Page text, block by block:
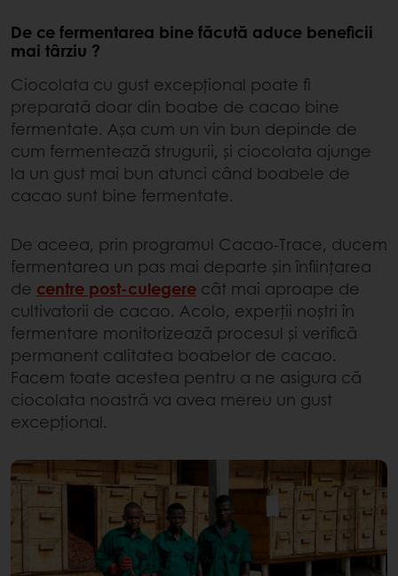
De ce fermentarea bine făcută aduce beneficii
mai târziu ?
Ciocolata cu gust excepțional poate fi
preparată doar din boabe de cacao bine
fermentate. Așa cum un vin bun depinde de
cum fermentează strugurii, și ciocolata ajunge
la un gust mai bun atunci când boabele de
cacao sunt bine fermentate.
De aceea, prin programul Cacao-Trace, ducem
fermentarea un pas mai departe șin înființarea
de centre post-culegere cât mai aproape de
cultivatorii de cacao. Acolo, experții noștri în
fermentare monitorizează procesul și verifică
permanent calitatea boabelor de cacao.
Facem toate acestea pentru a ne asigura că
ciocolata noastră va avea mereu un gust
excepțional.